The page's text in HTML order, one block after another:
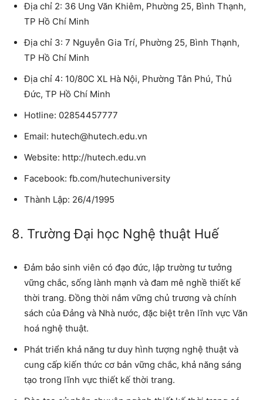
Địa chỉ 2: 36 Ung Văn Khiêm, Phường 25, Bình Thạnh,
TP Hồ Chí Minh
Địa chỉ 3: 7 Nguyễn Gia Trí, Phường 25, Bình Thạnh,
TP Hồ Chí Minh
Địa chỉ 4: 10/80C XL Hà Nội, Phường Tân Phú, Thủ
Đức, TP Hồ Chí Minh
Hotline: 02854457777
Email: hutech@hutech.edu.vn
Website: http://hutech.edu.vn
Facebook: fb.com/hutechuniversity
Thành Lập: 26/4/1995
8. Trường Đại học Nghệ thuật Huế
Đảm bảo sinh viên có đạo đức, lập trường tư tưởng
vững chắc, sống lành mạnh và đam mê nghề thiết kế
thời trang. Đồng thời nắm vững chủ trương và chính
sách của Đảng và Nhà nước, đặc biệt trên lĩnh vực Văn
hoá nghệ thuật.
Phát triển khả năng tư duy hình tượng nghệ thuật và
cung cấp kiến thức cơ bản vững chắc, khả năng sáng
tạo trong lĩnh vực thiết kế thời trang.